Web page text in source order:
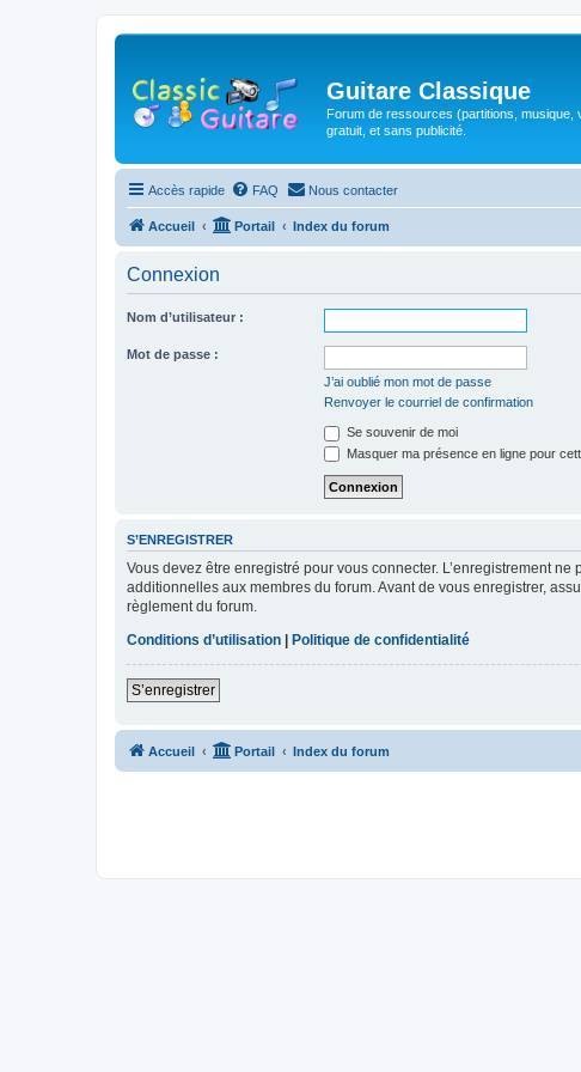
Guitare Classique
Forum de ressources (partitions,
gratuit, et sans publicité.
Accès rapide FAQ Nous contacter
Accueil Portail Index du forum
Connexion
Nom d’utilisateur :
Mot de passe :
J’ai oublié mon mot de passe
Renvoyer le courriel de confirmation
Se souvenir de moi
Masquer ma présence en ligne pour
S’ENREGISTRER
Vous devez être enregistré pour vous connecter. L’enregistrement
additionnelles aux membres du forum. Avant de vous enregistrer,
règlement du forum.
Conditions d’utilisation | Politique de confidentialité
S’enregistrer
Accueil Portail Index du forum